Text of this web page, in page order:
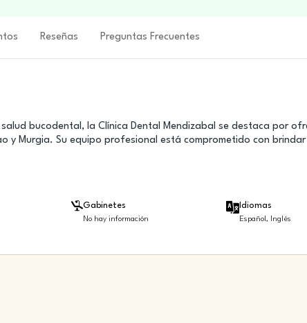
Reseñas Preguntas Frecuentes
bucodental, la Clínica Dental Mendizabal se destaca por
y Murgia. Su equipo profesional está comprometido con brindar
Gabinetes
No hay información
Idiomas
Español, Inglés